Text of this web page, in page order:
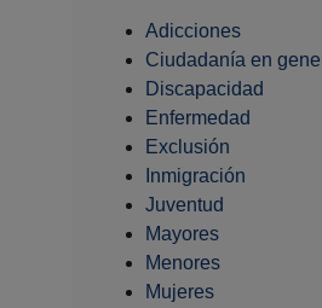
Adicciones
Ciudadanía en
Discapacidad
Enfermedad
Exclusión
Inmigración
Juventud
Mayores
Menores
Mujeres